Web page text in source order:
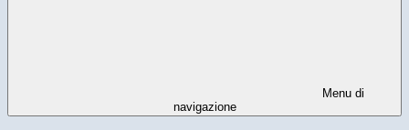
Menu di
navigazione